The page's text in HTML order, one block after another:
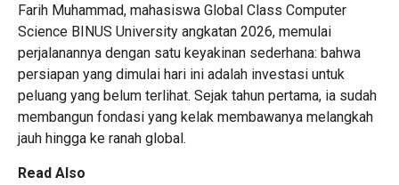
Farih Muhammad, mahasiswa Global Class Computer
Science BINUS University angkatan 2026, memulai
perjalanannya dengan satu keyakinan sederhana: bahwa
persiapan yang dimulai hari ini adalah investasi untuk
peluang yang belum terlihat. Sejak tahun pertama, ia sudah
membangun fondasi yang kelak membawanya melangkah
jauh hingga ke ranah global.
Read Also